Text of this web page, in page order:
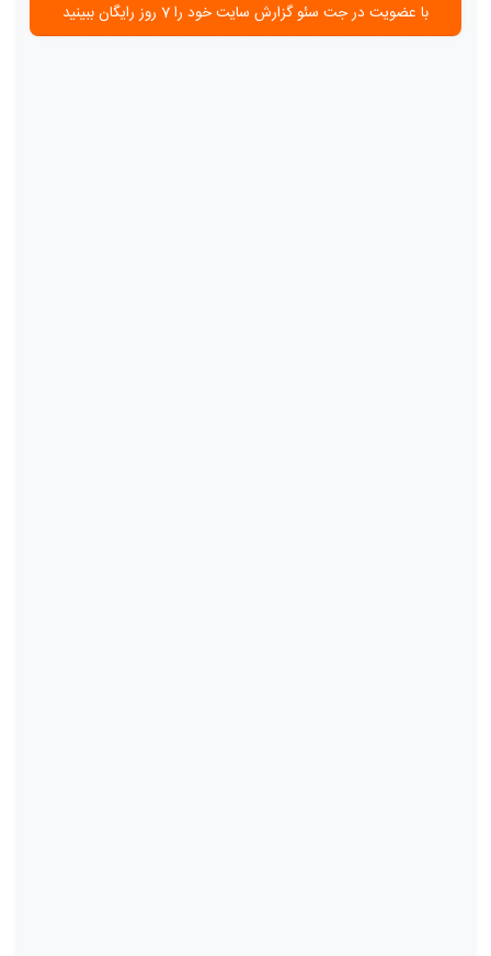
با عضویت در جت سئو گزارش سایت خود را 7 روز رایگان ببینید